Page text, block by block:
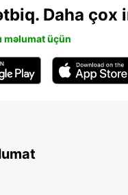
Daha çox
məlumat üçün